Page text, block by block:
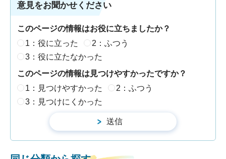
意見をお聞かせください
このページの情報はお役に立ちましたか？
1：役に立った
2：ふつう
3：役に立たなかった
このページの情報は見つけやすかったですか？
1：見つけやすかった
2：ふつう
3：見つけにくかった